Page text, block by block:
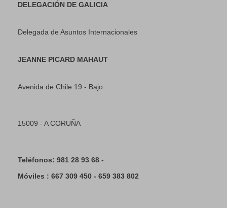
DELEGACIÓN DE GALICIA
Delegada de Asuntos Internacionales
JEANNE PICARD MAHAUT
Avenida de Chile 19 - Bajo
15009 - A CORUÑA
Teléfonos: 981 28 93 68 -
Móviles : 667 309 450 - 659 383 802